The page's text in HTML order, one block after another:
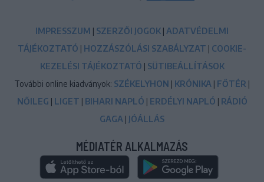
IMPRESSZUM | SZERZŐI JOGOK | ADATVÉDELMI
TÁJÉKOZTATÓ | HOZZÁSZÓLÁSI SZABÁLYZAT | COOKIE-
KEZELÉSI TÁJÉKOZTATÓ | SÜTIBEÁLLÍTÁSOK
További online kiadványok: SZÉKELYHON | KRÓNIKA | FŐTÉR |
NŐILEG | LIGET | BIHARI NAPLÓ | ERDÉLYI NAPLÓ | RÁDIÓ
GAGA | JÓÁLLÁS
MÉDIATÉR ALKALMAZÁS